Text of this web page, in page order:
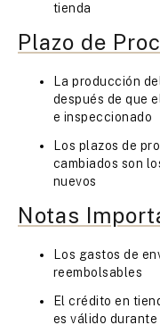
tienda
Plazo de
La producción
después de que
e inspeccionado
Los plazos de
cambiados son
nuevos
Notas
Los gastos de
reembolsables
El crédito en
es válido durante